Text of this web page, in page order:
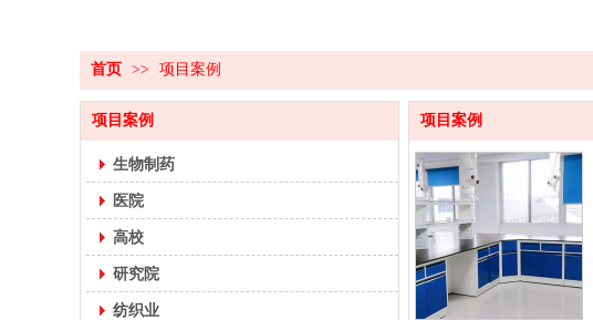
首页 >> 项目案例
项目案例
生物制药
医院
高校
研究院
纺织业
项目案例